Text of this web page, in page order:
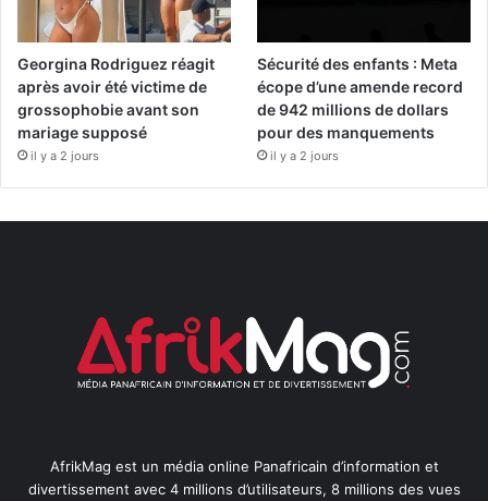
Georgina Rodriguez réagit
après avoir été victime de
grossophobie avant son
mariage supposé
il y a 2 jours
Sécurité des enfants : Meta
écope d’une amende record
de 942 millions de dollars
pour des manquements
il y a 2 jours
AfrikMag est un média online Panafricain d’information et
divertissement avec 4 millions d’utilisateurs, 8 millions des vues